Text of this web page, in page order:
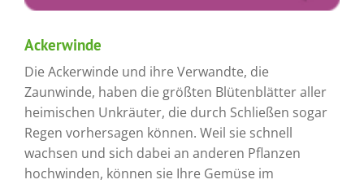
Ackerwinde
Die Ackerwinde und ihre Verwandte, die
Zaunwinde, haben die größten Blütenblätter aller
heimischen Unkräuter, die durch Schließen sogar
Regen vorhersagen können. Weil sie schnell
wachsen und sich dabei an anderen Pflanzen
hochwinden, können sie Ihre Gemüse im